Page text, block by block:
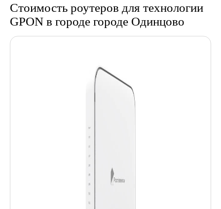
Стоимость роутеров для технологии
GPON в городе городе Одинцово